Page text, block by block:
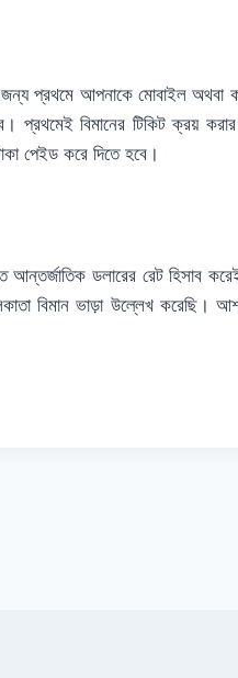
প্রথমে আপনাকে মোবাইল অথবা
বিমানের টিকিট ক্রয় করার
পেইড করে দিতে হবে।
ডলারের রেট হিসাব
বিমান ভাড়া উল্লেখ করেছি।